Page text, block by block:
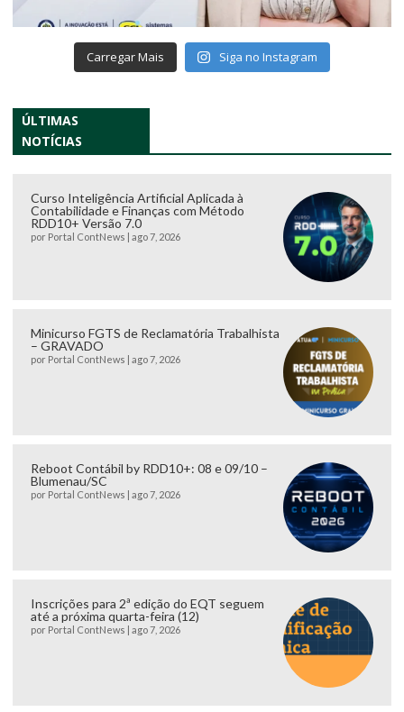
Carregar Mais Siga no Instagram
ÚLTIMAS
NOTÍCIAS
Curso Inteligência Artificial Aplicada à
Contabilidade e Finanças com Método
RDD10+ Versão 7.0
por Portal ContNews ago 7, 2026
Minicurso FGTS de Reclamatória Trabalhista
– GRAVADO
por Portal ContNews ago 7, 2026
Reboot Contábil by RDD10+: 08 e 09/10 –
Blumenau/SC
por Portal ContNews ago 7, 2026
Inscrições para 2ª edição do EQT seguem
até a próxima quarta-feira (12)
por Portal ContNews ago 7, 2026